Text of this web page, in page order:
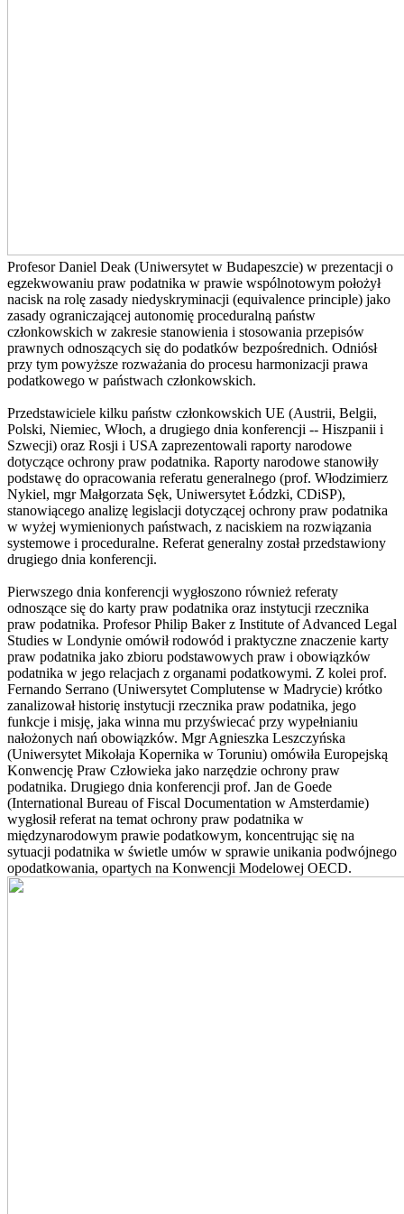
Profesor Daniel Deak (Uniwersytet w Budapeszcie) w prezentacji o
egzekwowaniu praw podatnika w prawie wspólnotowym położył
nacisk na rolę zasady niedyskryminacji (equivalence principle) jako
zasady ograniczającej autonomię proceduralną państw
członkowskich w zakresie stanowienia i stosowania przepisów
prawnych odnoszących się do podatków bezpośrednich. Odniósł
przy tym powyższe rozważania do procesu harmonizacji prawa
podatkowego w państwach członkowskich.
Przedstawiciele kilku państw członkowskich UE (Austrii, Belgii,
Polski, Niemiec, Włoch, a drugiego dnia konferencji -- Hiszpanii i
Szwecji) oraz Rosji i USA zaprezentowali raporty narodowe
dotyczące ochrony praw podatnika. Raporty narodowe stanowiły
podstawę do opracowania referatu generalnego (prof. Włodzimierz
Nykiel, mgr Małgorzata Sęk, Uniwersytet Łódzki, CDiSP),
stanowiącego analizę legislacji dotyczącej ochrony praw podatnika
w wyżej wymienionych państwach, z naciskiem na rozwiązania
systemowe i proceduralne. Referat generalny został przedstawiony
drugiego dnia konferencji.
Pierwszego dnia konferencji wygłoszono również referaty
odnoszące się do karty praw podatnika oraz instytucji rzecznika
praw podatnika. Profesor Philip Baker z Institute of Advanced Legal
Studies w Londynie omówił rodowód i praktyczne znaczenie karty
praw podatnika jako zbioru podstawowych praw i obowiązków
podatnika w jego relacjach z organami podatkowymi. Z kolei prof.
Fernando Serrano (Uniwersytet Complutense w Madrycie) krótko
zanalizował historię instytucji rzecznika praw podatnika, jego
funkcje i misję, jaka winna mu przyświecać przy wypełnianiu
nałożonych nań obowiązków. Mgr Agnieszka Leszczyńska
(Uniwersytet Mikołaja Kopernika w Toruniu) omówiła Europejską
Konwencję Praw Człowieka jako narzędzie ochrony praw
podatnika. Drugiego dnia konferencji prof. Jan de Goede
(International Bureau of Fiscal Documentation w Amsterdamie)
wygłosił referat na temat ochrony praw podatnika w
międzynarodowym prawie podatkowym, koncentrując się na
sytuacji podatnika w świetle umów w sprawie unikania podwójnego
opodatkowania, opartych na Konwencji Modelowej OECD.